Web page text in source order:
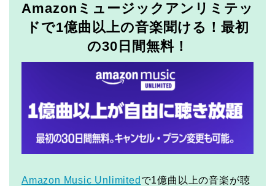
Amazonミュージックアンリミテッ
ドで1億曲以上の音楽聞ける！最初
の30日間無料！
Amazon Music Unlimited で1億曲以上の音楽が聴